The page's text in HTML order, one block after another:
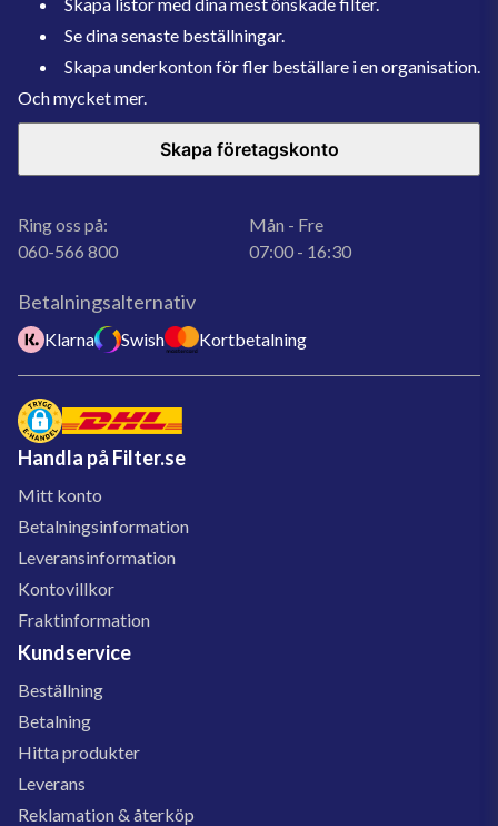
Se dina senaste beställningar.
Skapa underkonton för fler beställare i en organisation.
Och mycket mer.
Skapa företagskonto
Ring oss på:
060-566 800
Mån - Fre
07:00 - 16:30
Betalningsalternativ
Klarna Swish Kortbetalning
Handla på Filter.se
Mitt konto
Betalningsinformation
Leveransinformation
Kontovillkor
Fraktinformation
Kundservice
Beställning
Betalning
Hitta produkter
Leverans
Reklamation & återköp